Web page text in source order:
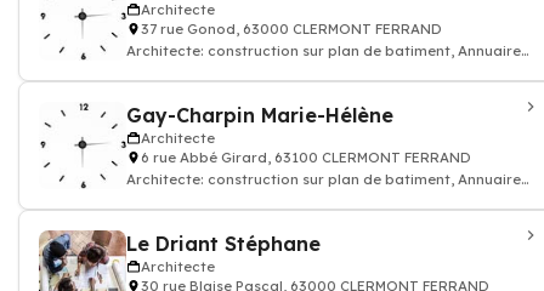
Architecte
37 rue Gonod, 63000 CLERMONT FERRAND
Architecte: construction sur plan de batiment, Annuaire
Gay-Charpin Marie-Hélène
Architecte
6 rue Abbé Girard, 63100 CLERMONT FERRAND
Architecte: construction sur plan de batiment, Annuaire
Le Driant Stéphane
Architecte
30 rue Blaise Pascal, 63000 CLERMONT FERRAND